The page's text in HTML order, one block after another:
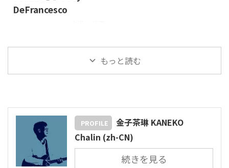
热潮，所以我想介绍几首他的
迷于音乐的魔力。 这是我第一
次有意识地聆听美国音乐。 它
与我之前听到 ...
影响的酷专辑，但 Kinks ...
DeFrancesco
年轻......）。 我没能听到他的现
为了纪念Joey DeFrancesco，
我将重点介绍管风琴，并介绍
这首歌。 我想你可以在网上找
到现场表演，请找出来看看。
他们似乎真的很喜欢演奏这首
歌。 看到他们的表演，我真的
很开心。 我觉得风琴有点像玩
具，而像Joey这样的大块头却
もっと読む
PROFILE
金子茶琳 KANEKO
Chalin (zh-CN)
続きを見る